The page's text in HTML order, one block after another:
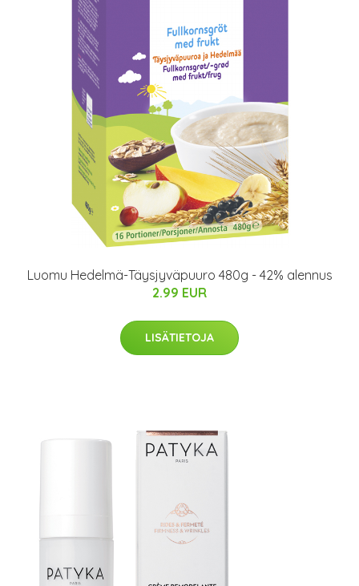
Luomu Hedelmä-Täysjyväpuuro 480g - 42% alennus
2.99 EUR
LISÄTIETOJA